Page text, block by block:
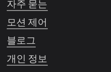
자주 묻는 질문
모션 제어 시스템
블로그
개인 정보 보호 정책